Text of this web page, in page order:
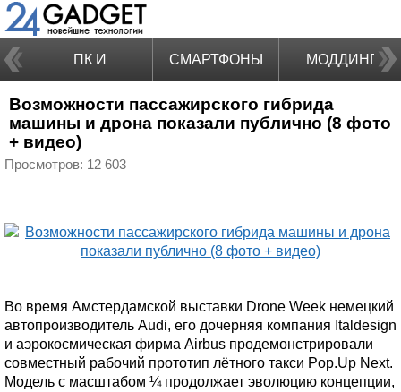
ПК И
НОУТБУКИ
СМАРТФОНЫ МОДДИНГ
Возможности пассажирского гибрида
машины и дрона показали публично (8 фото
+ видео)
Просмотров: 12 603
Во время Амстердамской выставки Drone Week немецкий
автопроизводитель Audi, его дочерняя компания Italdesign
и аэрокосмическая фирма Airbus продемонстрировали
совместный рабочий прототип лётного такси Pop.Up Next.
Модель с масштабом ¼ продолжает эволюцию концепции,